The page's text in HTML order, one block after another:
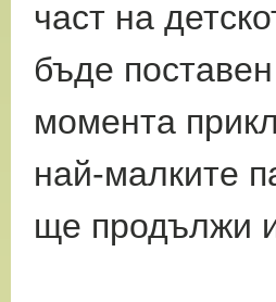
част на
бъде
момента
най-малките
ще продължи